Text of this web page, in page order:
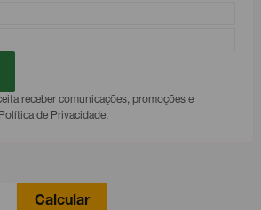
receber comunicações, promoções e
de Privacidade.
Calcular